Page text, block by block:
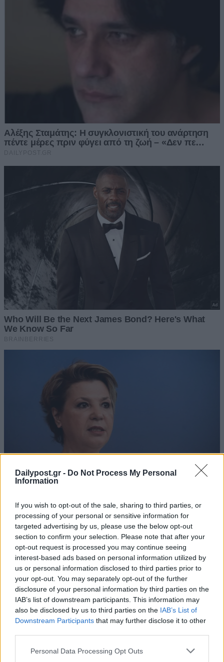
Dailypost.gr - Do Not Process My Personal
Information
If you wish to opt-out of the sale, sharing to third parties, or
processing of your personal or sensitive information for
targeted advertising by us, please use the below opt-out
section to confirm your selection. Please note that after your
opt-out request is processed you may continue seeing
interest-based ads based on personal information utilized by
us or personal information disclosed to third parties prior to
your opt-out. You may separately opt-out of the further
disclosure of your personal information by third parties on the
IAB’s list of downstream participants. This information may
also be disclosed by us to third parties on the IAB’s List of
Downstream Participants that may further disclose it to other
Personal Data Processing Opt Outs